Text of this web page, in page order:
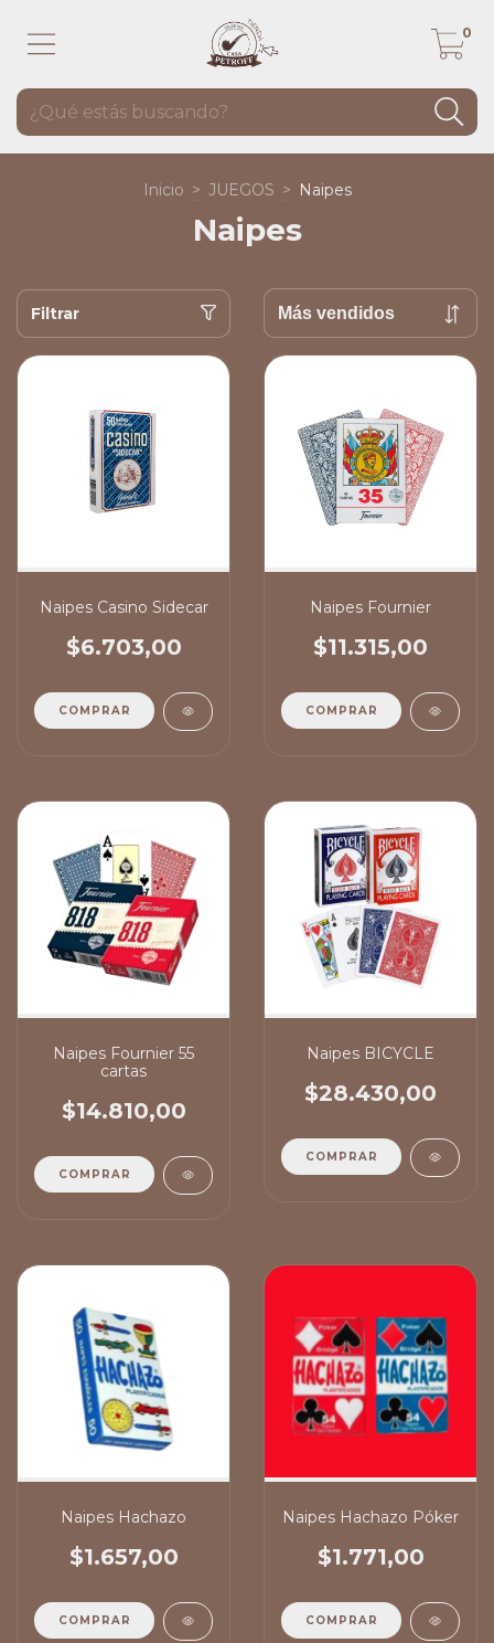
0
Inicio > JUEGOS > Naipes
Naipes
Filtrar
Naipes Casino Sidecar
$6.703,00
COMPRAR
Naipes Fournier
$11.315,00
COMPRAR
Naipes Fournier 55
cartas
$14.810,00
COMPRAR
Naipes BICYCLE
$28.430,00
COMPRAR
Naipes Hachazo
$1.657,00
COMPRAR
Naipes Hachazo Póker
$1.771,00
COMPRAR